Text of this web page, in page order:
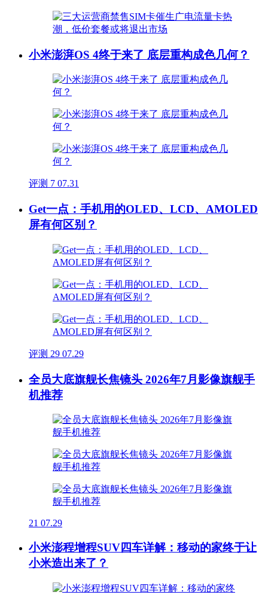
小米澎湃OS 4终于来了 底层重构成色几何？
评测 7 07.31
Get一点：手机用的OLED、LCD、AMOLED
屏有何区别？
评测 29 07.29
全员大底旗舰长焦镜头 2026年7月影像旗舰手
机推荐
21 07.29
小米澎程增程SUV四车详解：移动的家终于让
小米造出来了？